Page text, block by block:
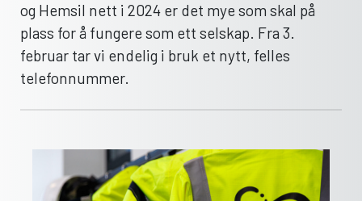
og Hemsil nett i 2024 er det mye som skal på
plass for å fungere som ett selskap. Fra 3.
februar tar vi endelig i bruk et nytt, felles
telefonnummer.